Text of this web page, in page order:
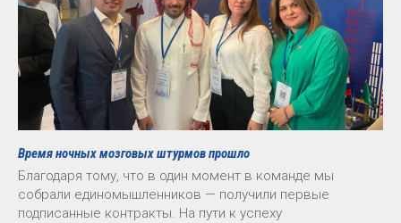
Время ночных мозговых штурмов прошло
Благодаря тому, что в один момент в команде мы
собрали единомышленников — получили первые
подписанные контракты. На пути к успеху